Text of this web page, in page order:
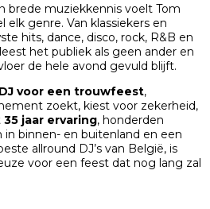
brede muziekkennis voelt Tom
elk genre. Van klassiekers en
hits, dance, disco, rock, R&B en
het publiek als geen ander en
de hele avond gevuld blijft.
voor een trouwfeest,
zoekt, kiest voor zekerheid,
35 jaar ervaring, honderden
binnen- en buitenland en een
allround DJ’s van België, is
voor een feest dat nog lang zal